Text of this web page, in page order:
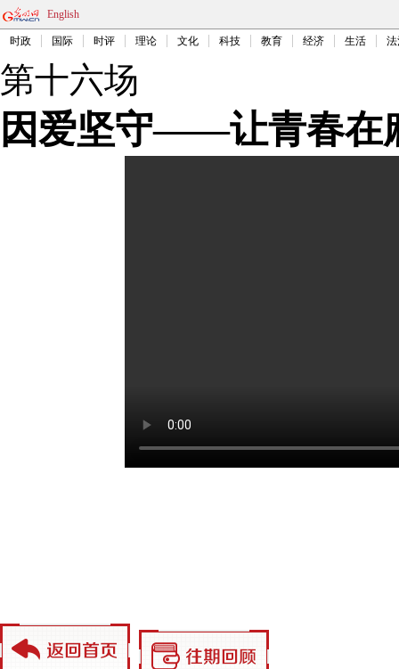
English
时政 国际 时评 理论 文化 科技 教育 经济 生活
第十六场
因爱坚守——让青春在